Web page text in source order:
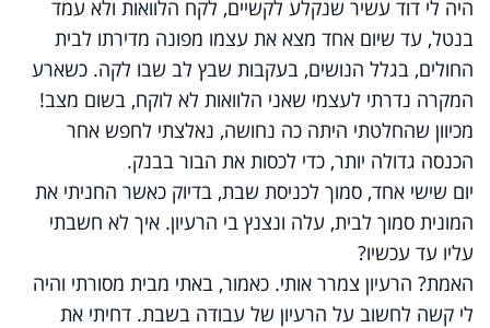
היה לי דוד עשיר שנקלע לקשיים, לקח הלוואות ולא עמד
בנטל, עד שיום אחד מצא את עצמו מפונה מדירתו לבית
החולים, בגלל הנושים, בעקבות שבץ לב שבו לקה. כשארע
המקרה נדרתי לעצמי שאני הלוואות לא לוקח, בשום מצב!
מכיוון שהחלטתי היתה כה נחושה, נאלצתי לחפש אחר
הכנסה גדולה יותר, כדי לכסות את הבור בבנק.
יום שישי אחד, סמוך לכניסת שבת, בדיוק כאשר החניתי את
המונית סמוך לבית, עלה ונצנץ בי הרעיון. איך לא חשבתי
עליו עד עכשיו?
האמת? הרעיון צמרר אותי. כאמור, באתי מבית מסורתי והיה
לי קשה לחשוב על הרעיון של עבודה בשבת. דחיתי את